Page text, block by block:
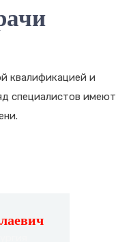
квалификацией и
специалистов имеют